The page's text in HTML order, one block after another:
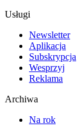
Usługi
Newsletter
Aplikacja
Subskrypcja
Wesprzyj
Reklama
Archiwa
Na rok